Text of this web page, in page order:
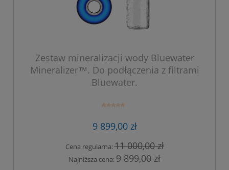
Zestaw mineralizacji wody Bluewater
Mineralizer™. Do podłączenia z filtrami
Bluewater.
9 899,00 zł
Cena regularna:11 000,00 zł
Najniższa cena:9 899,00 zł